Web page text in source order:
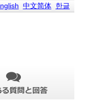
中文简体 한글